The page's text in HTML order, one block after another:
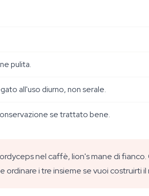
pulita.
all'uso diurno, non serale.
se trattato bene.
nel caffè, lion's mane di
ordinare i tre insieme se vuoi costruirti il